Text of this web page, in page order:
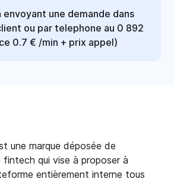
une demande dans
ou par telephone au 0 892
0.7 € /min + prix appel)
une marque déposée de
fintech qui vise à proposer à
entièrement interne tous